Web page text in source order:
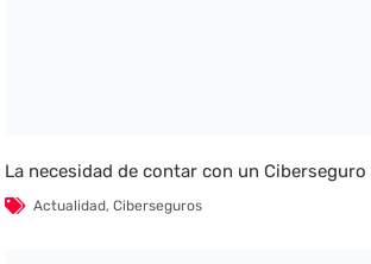
La necesidad de contar con un Ciberseguro
Actualidad,Ciberseguros